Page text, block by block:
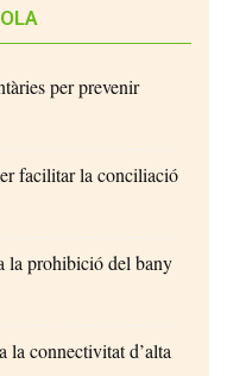
per prevenir
facilitar la conciliació
la prohibició del bany
connectivitat d’alta